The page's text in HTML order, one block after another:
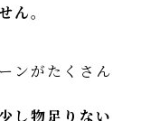
ん。
ンがたくさん
し物足りない